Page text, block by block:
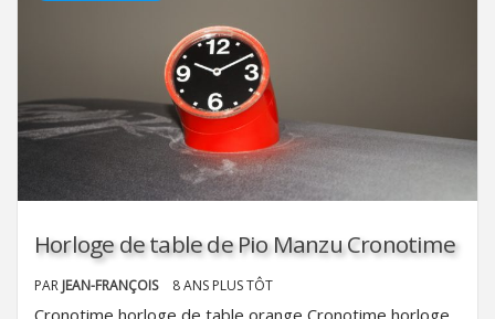
Horloge de table de Pio Manzu Cronotime
PAR JEAN-FRANÇOIS 8 ANS PLUS TÔT
Cronotime horloge de table orange Cronotime horloge